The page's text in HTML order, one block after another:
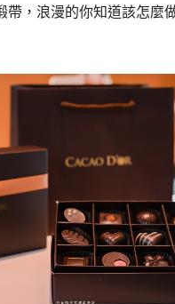
帶，浪漫的你知道該怎麼